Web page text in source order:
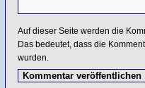
Auf dieser Seite werden die
Das bedeutet, dass die
wurden.